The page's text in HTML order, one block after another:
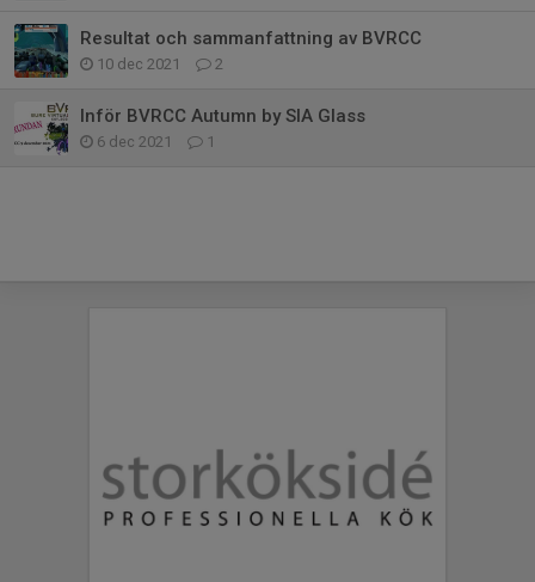
Resultat och sammanfattning av BVRCC
10 dec 2021 2
Inför BVRCC Autumn by SIA Glass
6 dec 2021 1